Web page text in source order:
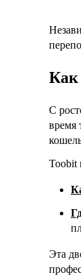
Как
С
время
Toobit
Эта